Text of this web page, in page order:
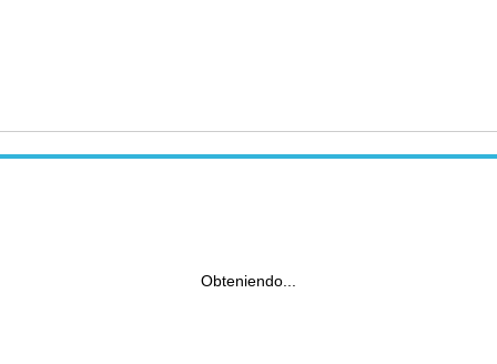
Obteniendo...